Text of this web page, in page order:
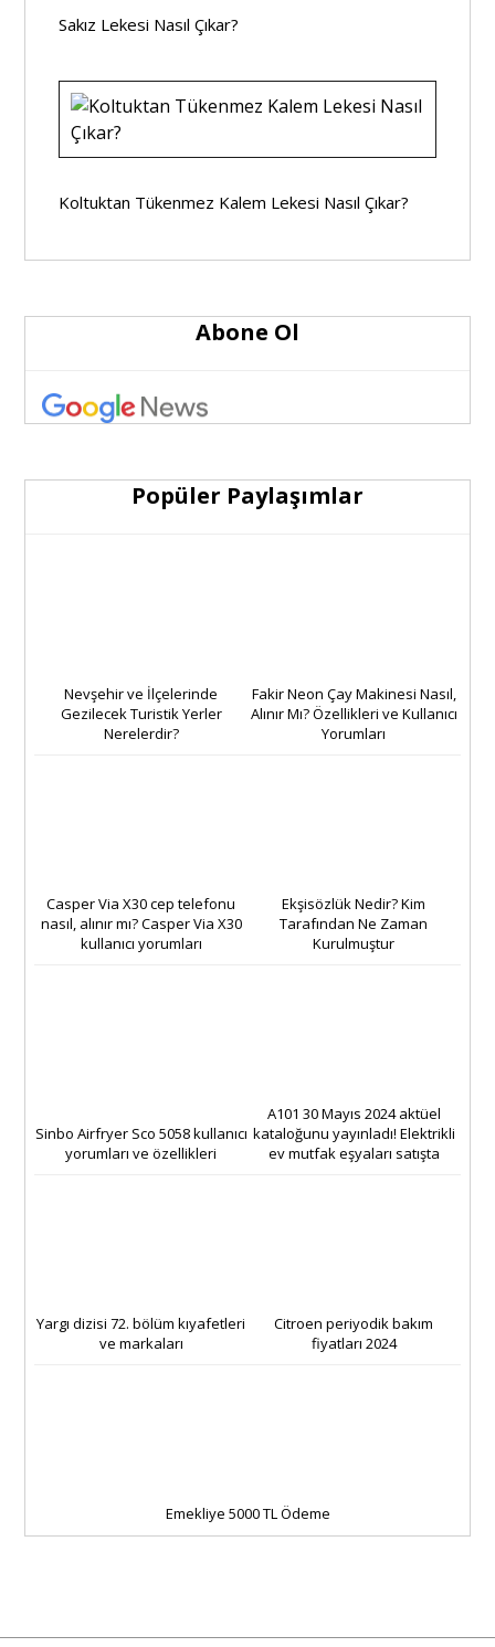
Sakız Lekesi Nasıl Çıkar?
Koltuktan Tükenmez Kalem Lekesi Nasıl Çıkar?
Abone Ol
Popüler Paylaşımlar
Nevşehir ve İlçelerinde
Gezilecek Turistik Yerler
Nerelerdir?
Fakir Neon Çay Makinesi Nasıl,
Alınır Mı? Özellikleri ve Kullanıcı
Yorumları
Casper Via X30 cep telefonu
nasıl, alınır mı? Casper Via X30
kullanıcı yorumları
Ekşisözlük Nedir? Kim
Tarafından Ne Zaman
Kurulmuştur
Sinbo Airfryer Sco 5058 kullanıcı
yorumları ve özellikleri
A101 30 Mayıs 2024 aktüel
kataloğunu yayınladı! Elektrikli
ev mutfak eşyaları satışta
Yargı dizisi 72. bölüm kıyafetleri
ve markaları
Citroen periyodik bakım
fiyatları 2024
Emekliye 5000 TL Ödeme